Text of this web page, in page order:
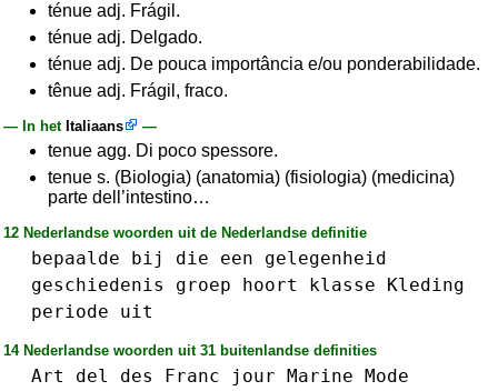
ténue adj. Frágil.
ténue adj. Delgado.
ténue adj. De pouca importância e/ou ponderabilidade.
tênue adj. Frágil, fraco.
— In het Italiaans —
tenue agg. Di poco spessore.
tenue s. (Biologia) (anatomia) (fisiologia) (medicina)
parte dell’intestino…
12 Nederlandse woorden uit de Nederlandse definitie
bepaalde bij die een
gelegenheid
geschiedenis
groep hoort klasse
Kleding
periode
uit
14 Nederlandse woorden uit 31 buitenlandse definities
Art del des Franc jour Marine Mode